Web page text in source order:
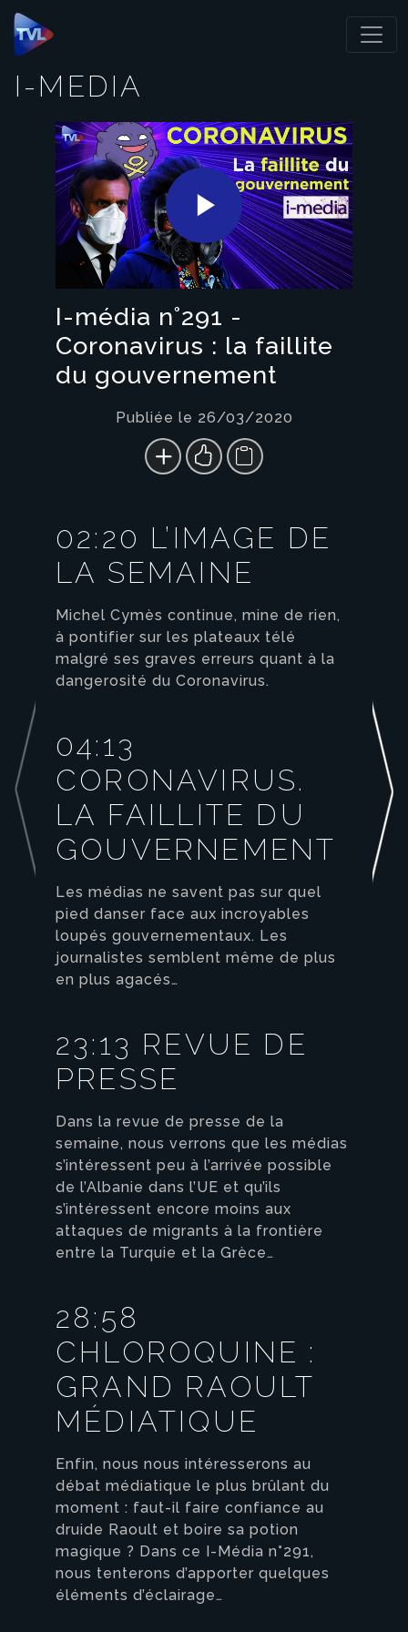
Panneau de gestion des cookies
I-MEDIA
Play
Video
I-média n°291 -
Coronavirus : la faillite
du gouvernement
Publiée le 26/03/2020
02:20 L’IMAGE DE
LA SEMAINE
Michel Cymès continue, mine de rien,
à pontifier sur les plateaux télé
malgré ses graves erreurs quant à la
dangerosité du Coronavirus.
04:13
CORONAVIRUS.
LA FAILLITE DU
GOUVERNEMENT
Les médias ne savent pas sur quel
pied danser face aux incroyables
loupés gouvernementaux. Les
journalistes semblent même de plus
en plus agacés…
23:13 REVUE DE
PRESSE
Dans la revue de presse de la
semaine, nous verrons que les médias
s’intéressent peu à l’arrivée possible
de l’Albanie dans l’UE et qu’ils
s’intéressent encore moins aux
attaques de migrants à la frontière
entre la Turquie et la Grèce…
28:58
CHLOROQUINE :
GRAND RAOULT
MÉDIATIQUE
Enfin, nous nous intéresserons au
débat médiatique le plus brûlant du
moment : faut-il faire confiance au
druide Raoult et boire sa potion
magique ? Dans ce I-Média n°291,
nous tenterons d’apporter quelques
éléments d’éclairage…